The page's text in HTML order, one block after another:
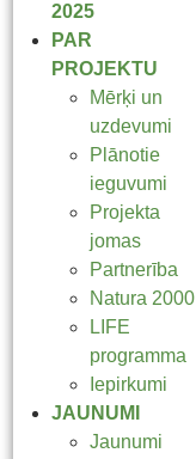
2025
PAR
PROJEKTU
Mērķi un
uzdevumi
Plānotie
ieguvumi
Projekta
jomas
Partnerība
Natura 2000
LIFE
programma
Iepirkumi
JAUNUMI
Jaunumi